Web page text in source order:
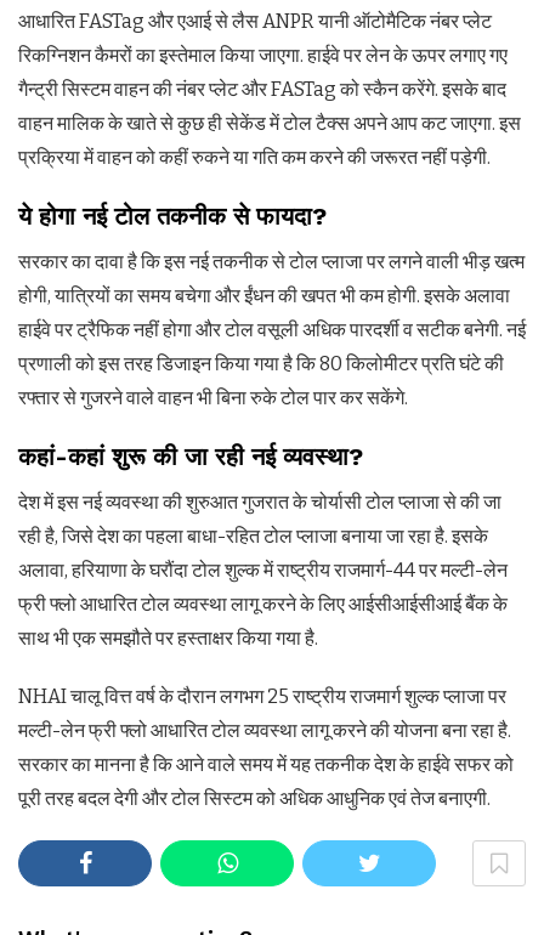
आधारित FASTag और एआई से लैस ANPR यानी ऑटोमैटिक नंबर प्लेट
रिकग्निशन कैमरों का इस्तेमाल किया जाएगा. हाईवे पर लेन के ऊपर लगाए गए
गैन्ट्री सिस्टम वाहन की नंबर प्लेट और FASTag को स्कैन करेंगे. इसके बाद
वाहन मालिक के खाते से कुछ ही सेकेंड में टोल टैक्स अपने आप कट जाएगा. इस
प्रक्रिया में वाहन को कहीं रुकने या गति कम करने की जरूरत नहीं पड़ेगी.
ये होगा नई टोल तकनीक से फायदा?
सरकार का दावा है कि इस नई तकनीक से टोल प्लाजा पर लगने वाली भीड़ खत्म
होगी, यात्रियों का समय बचेगा और ईंधन की खपत भी कम होगी. इसके अलावा
हाईवे पर ट्रैफिक नहीं होगा और टोल वसूली अधिक पारदर्शी व सटीक बनेगी. नई
प्रणाली को इस तरह डिजाइन किया गया है कि 80 किलोमीटर प्रति घंटे की
रफ्तार से गुजरने वाले वाहन भी बिना रुके टोल पार कर सकेंगे.
कहां-कहां शुरू की जा रही नई व्यवस्था?
देश में इस नई व्यवस्था की शुरुआत गुजरात के चोर्यासी टोल प्लाजा से की जा
रही है, जिसे देश का पहला बाधा-रहित टोल प्लाजा बनाया जा रहा है. इसके
अलावा, हरियाणा के घरौंदा टोल शुल्क में राष्ट्रीय राजमार्ग-44 पर मल्टी-लेन
फ्री फ्लो आधारित टोल व्यवस्था लागू करने के लिए आईसीआईसीआई बैंक के
साथ भी एक समझौते पर हस्ताक्षर किया गया है.
NHAI चालू वित्त वर्ष के दौरान लगभग 25 राष्ट्रीय राजमार्ग शुल्क प्लाजा पर
मल्टी-लेन फ्री फ्लो आधारित टोल व्यवस्था लागू करने की योजना बना रहा है.
सरकार का मानना है कि आने वाले समय में यह तकनीक देश के हाईवे सफर को
पूरी तरह बदल देगी और टोल सिस्टम को अधिक आधुनिक एवं तेज बनाएगी.